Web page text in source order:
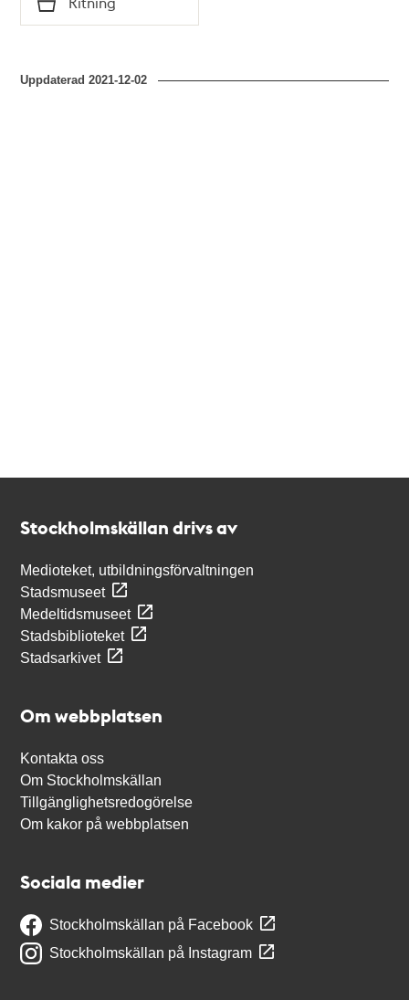
Typ
Uppdaterad2021-12-02
Stockholmskällan drivs av
Medioteket, utbildningsförvaltningen
Stadsmuseet
Medeltidsmuseet
Stadsbiblioteket
Stadsarkivet
Om webbplatsen
Kontakta oss
Om Stockholmskällan
Tillgänglighetsredogörelse
Om kakor på webbplatsen
Sociala medier
Stockholmskällan på Facebook
Stockholmskällan på Instagram